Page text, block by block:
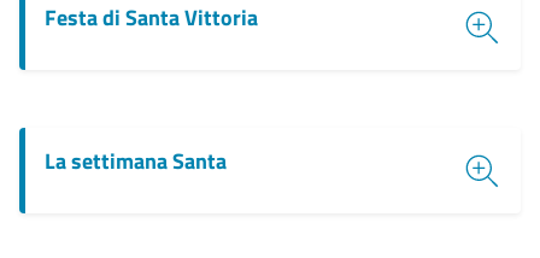
Festa di Santa Vittoria
La settimana Santa